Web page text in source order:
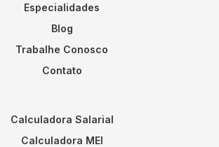
Especialidades
Blog
Trabalhe Conosco
Contato
Calculadora Salarial
Calculadora MEI